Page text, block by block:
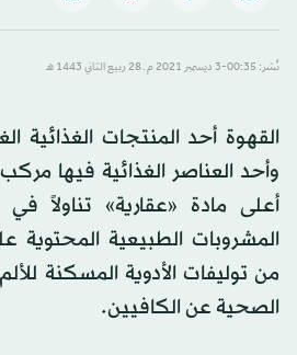
نُشر: 00:35-3 ديسمبر 2021 م ـ 28 ربيع الثاني 1443 هـ
القهوة أحد المنتجات الغذائية
وأحد العناصر الغذائية فيها
أعلى مادة «عقارية» تناولاً
المشروبات الطبيعية المحتوية
من توليفات الأدوية المسكنة
الصحية عن الكافيين.